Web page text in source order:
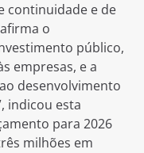
continuidade e de
o
público,
empresas, e a
desenvolvimento
indicou esta
para 2026
milhões em